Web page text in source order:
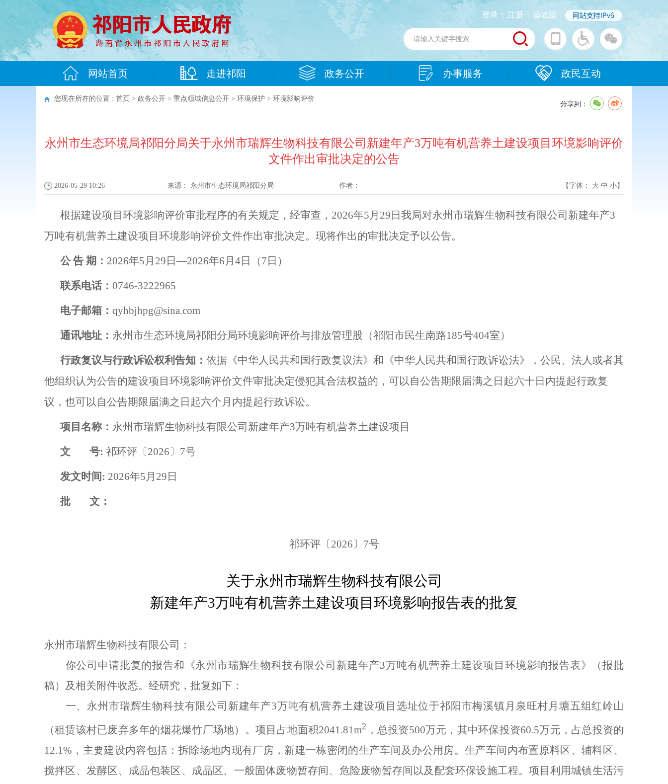
登录 | 注册 | 适老版
网站首页 走进祁阳 政务公开 办事服务 政民互动
您现在所在的位置 : 首页 > 政务公开 > 重点领域信息公开 > 环境保护 > 环境影响评价
分享到：
永州市生态环境局祁阳分局关于永州市瑞辉生物科技有限公司新建年产3万吨有机营养土建设项目环境影响评价
文件作出审批决定的公告
2026-05-29 10:26 来源： 永州市生态环境局祁阳分局 作者： 【字体： 大 中 小】
根据建设项目环境影响评价审批程序的有关规定，经审查， 2026年5月 29 日我局对永州市瑞辉生物科技有限公司新建年产3
万吨有机营养土建设项目环境影响评价文件作出审批决定。现将作出的审批决定予以公告。
公 告 期： 2026年5月 29 日—2026年6月 4日（7 日）
联系电话： 0746-3222965
电子邮箱： qyhbjhpg@sina.com
通讯地址： 永州市生态环境局祁阳分局环境影响评价与排放管理股（祁阳市民生南路185号404室）
行政复议与行政诉讼权利告知： 依据《中华人民共和国行政复议法》和《中华人民共和国行政诉讼法》，公民、法人或者其
他组织认为公告的建设项目环境影响评价文件审批决定侵犯其合法权益的，可以自公告期限届满之日起六十日内提起行政复
议，也可以自公告期限届满之日起六个月内提起行政诉讼。
项目名称： 永州市瑞辉生物科技有限公司新建年产3万吨有机营养土建设项目
文 号: 祁环评〔2026〕 7号
发文时间: 2026年5月 29 日
批 文：
祁环评〔2026〕 7号
关于永州市瑞辉生物科技有限公司
新建年产3万吨有机营养土建设项目环境影响报告表的批复
永州市瑞辉生物科技有限公司 ：
你公司申请批复的报告和《永州市瑞辉生物科技有限公司新建年产3万吨有机营养土建设项目环境影响报告表》（报批
稿）及相关附件收悉。经研究，批复如下：
一、永州市瑞辉生物科技有限公司新建年产3万吨有机营养土建设项目选址位于祁阳市梅溪镇月泉旺村月塘五组红岭山
（租赁该村已废弃多年的烟花爆竹厂场地）。项目占地面积2041.81m2 ，总投资500万元，其中环保投资60.5万元，占总投资的
12.1% ，主要建设内容包括：拆除场地内现有厂房，新建一栋密闭的生产车间及办公用房。生产车间内布置原料区、辅料区、
搅拌区、发酵区、成品包装区、成品区、一般固体废物暂存间、危险废物暂存间以及配套环保设施工程。项目利用城镇生活污